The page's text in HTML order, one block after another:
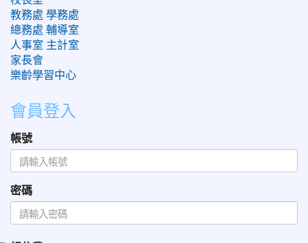
教務處 學務處
總務處 輔導室
人事室 主計室
家長會
樂齡學習中心
會員登入
帳號
密碼